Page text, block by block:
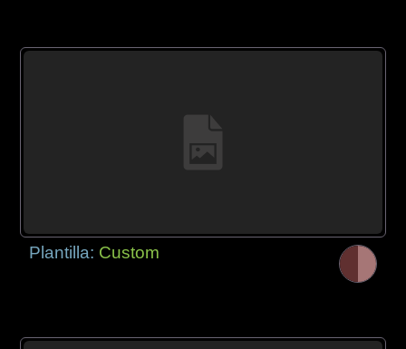
Plantilla: Custom